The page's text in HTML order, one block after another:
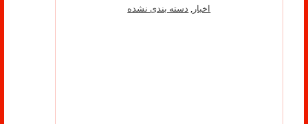
اخبار دسته بندی نشده